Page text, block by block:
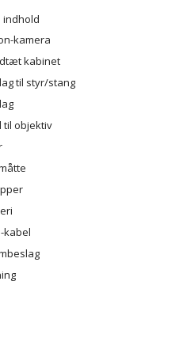
indhold
kamera
kabinet
til styr/stang
til objektiv
kabel